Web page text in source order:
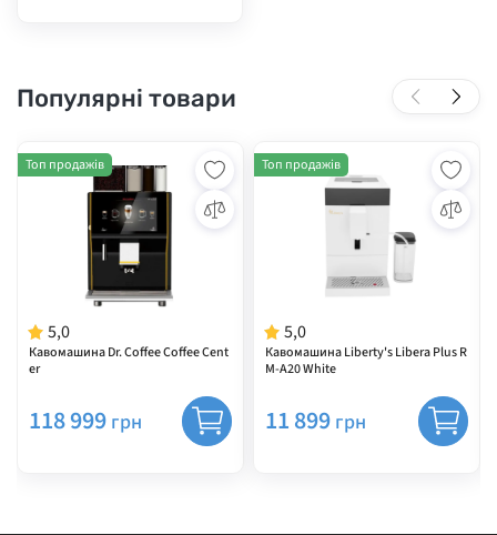
Популярні товари
5,0
Кавомашина Dr. Coffee Coffee Cent
er
Топ продажів
118 999 грн
5,0
Кавомашина Liberty's Libera Plus R
M-A20 White
Топ продажів
11 899 грн